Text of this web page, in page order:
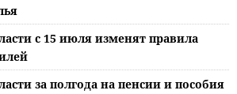
с 15 июля изменят правила
за полгода на пенсии и пособия